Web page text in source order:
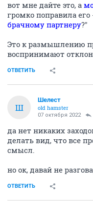
вот мне дайте это, а
громко поправила
брачному партнеру?"
Это к размышлению
воспринимают
ОТВЕТИТЬ
Ш
Шелест
old hamster
07 октября 2022
да нет никаких
делать вид, что все
смысл.
но ок, давай не
ОТВЕТИТЬ